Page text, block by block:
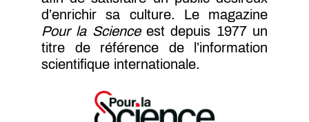
d’enrichir sa culture. Le magazine
Pour la Scienceest depuis 1977 un
titre de référence de l’information
scientifique internationale.